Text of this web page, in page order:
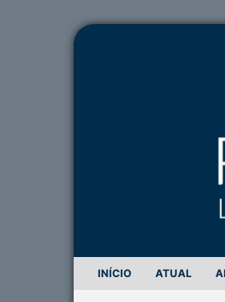
INÍCIO ATUAL